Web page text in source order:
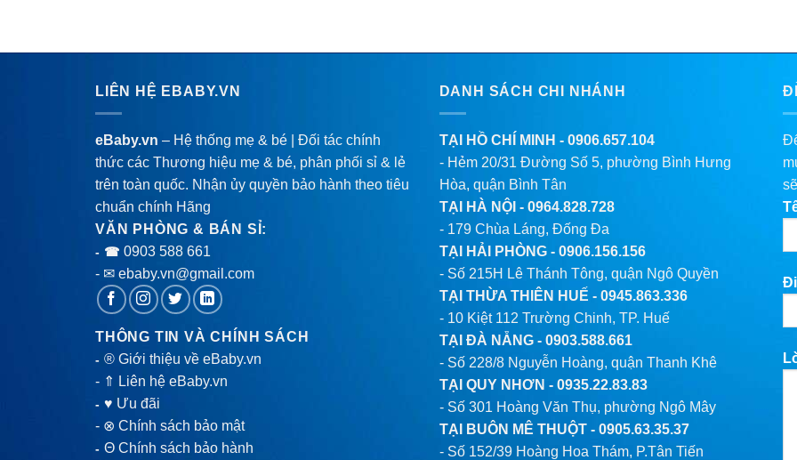
LIÊN HỆ EBABY.VN
eBaby.vn – Hệ thống mẹ & bé | Đối tác chính
thức các Thương hiệu mẹ & bé, phân phối sỉ & lẻ
trên toàn quốc. Nhận ủy quyền bảo hành theo tiêu
chuẩn chính Hãng
VĂN PHÒNG & BÁN SỈ:
- ☎ 0903 588 661
- ✉ ebaby.vn@gmail.com
THÔNG TIN VÀ CHÍNH SÁCH
-® Giới thiệu về eBaby.vn
- ⇑ Liên hệ eBaby.vn
-♥ Ưu đãi
- ⊗ Chính sách bảo mật
-Θ Chính sách bảo hành
DANH SÁCH CHI NHÁNH
TẠI HỒ CHÍ MINH - 0906.657.104
- Hẻm 20/31 Đường Số 5, phường Bình Hưng
Hòa, quận Bình Tân
TẠI HÀ NỘI - 0964.828.728
- 179 Chùa Láng, Đống Đa
TẠI HẢI PHÒNG - 0906.156.156
- Số 215H Lê Thánh Tông, quận Ngô Quyền
TẠI THỪA THIÊN HUẾ - 0945.863.336
- 10 Kiệt 112 Trường Chinh, TP. Huế
TẠI ĐÀ NẴNG - 0903.588.661
- Số 228/8 Nguyễn Hoàng, quận Thanh Khê
TẠI QUY NHƠN - 0935.22.83.83
- Số 301 Hoàng Văn Thụ, phường Ngô Mây
TẠI BUÔN MÊ THUỘT - 0905.63.35.37
- Số 152/39 Hoàng Hoa Thám, P.Tân Tiến